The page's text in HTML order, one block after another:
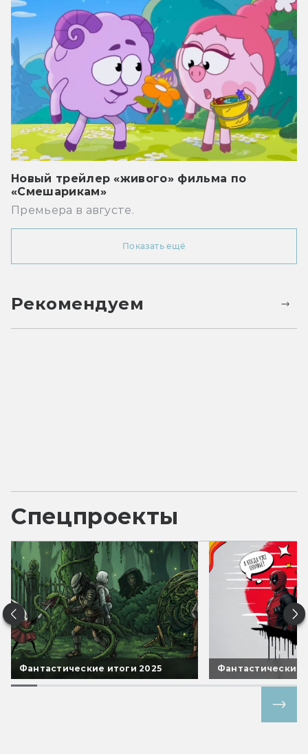
Новый трейлер «живого» фильма по
«Смешарикам»
Премьера в августе.
Показать ещё
Рекомендуем
Спецпроекты
Фантастические итоги 2025 Фантастические